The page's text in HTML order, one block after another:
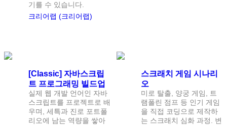
기를 수 있습니다.
크리어랩 (크리어랩)
[Classic] 자바스크립
트 프로그래밍 빌드업
실제 웹 개발 언어인 자바
스크립트를 프로젝트로 배
우며, 세특과 진로 포트폴
리오에 남는 역량을 쌓아
스크래치 게임 시나리
오
미로 탈출, 양궁 게임, 트
램폴린 점프 등 인기 게임
을 직접 코딩으로 제작하
는 스크래치 심화 과정. 변